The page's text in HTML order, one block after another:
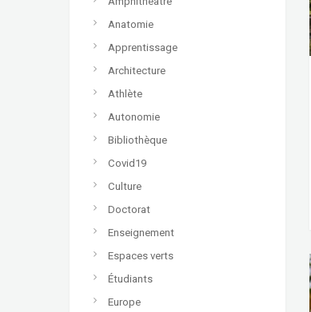
Anatomie
Apprentissage
Architecture
Athlète
Autonomie
Bibliothèque
Covid19
Culture
Doctorat
Enseignement
Espaces verts
Étudiants
Europe